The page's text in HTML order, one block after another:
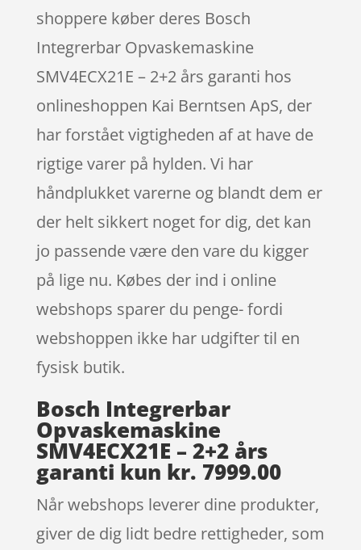
shoppere køber deres Bosch
Integrerbar Opvaskemaskine
SMV4ECX21E – 2+2 års garanti hos
onlineshoppen Kai Berntsen ApS, der
har forstået vigtigheden af at have de
rigtige varer på hylden. Vi har
håndplukket varerne og blandt dem er
der helt sikkert noget for dig, det kan
jo passende være den vare du kigger
på lige nu. Købes der ind i online
webshops sparer du penge- fordi
webshoppen ikke har udgifter til en
fysisk butik.
Bosch Integrerbar
Opvaskemaskine
SMV4ECX21E – 2+2 års
garanti kun kr. 7999.00
Når webshops leverer dine produkter,
giver de dig lidt bedre rettigheder, som